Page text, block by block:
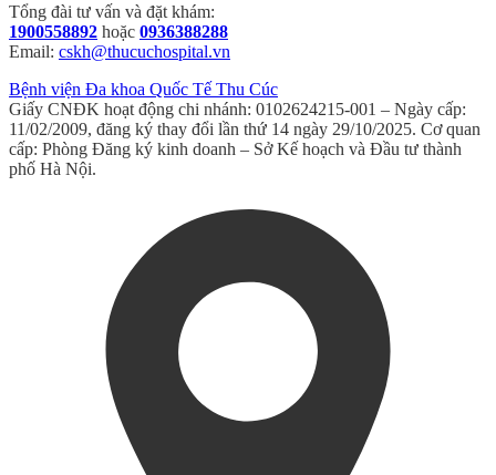
Tổng đài tư vấn và đặt khám:
1900558892 hoặc 0936388288
Email: cskh@thucuchospital.vn
Bệnh viện Đa khoa Quốc Tế Thu Cúc
Giấy CNĐK hoạt động chi nhánh: 0102624215-001 – Ngày cấp:
11/02/2009, đăng ký thay đổi lần thứ 14 ngày 29/10/2025. Cơ quan
cấp: Phòng Đăng ký kinh doanh – Sở Kế hoạch và Đầu tư thành
phố Hà Nội.